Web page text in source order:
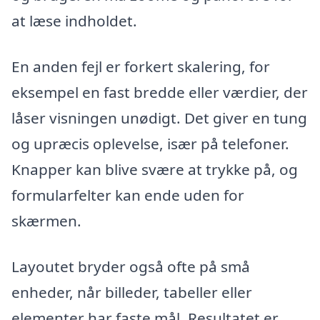
at læse indholdet.
En anden fejl er forkert skalering, for
eksempel en fast bredde eller værdier, der
låser visningen unødigt. Det giver en tung
og upræcis oplevelse, især på telefoner.
Knapper kan blive svære at trykke på, og
formularfelter kan ende uden for
skærmen.
Layoutet bryder også ofte på små
enheder, når billeder, tabeller eller